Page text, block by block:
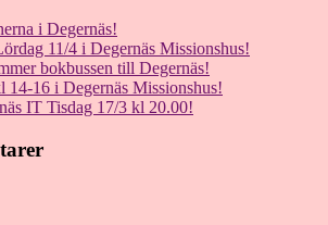
i Degernäs!
11/4 i Degernäs Missionshus!
bokbussen till Degernäs!
16 i Degernäs Missionshus!
IT Tisdag 17/3 kl 20.00!